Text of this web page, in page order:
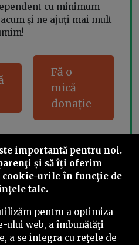
cu minimum
și ne ajuți mai mult
Fă o
mică
donație
this
©2026 PressOne.ro
importantă pentru noi.
și să îţi oferim
cookie-urile în funcţie de
tale.
pentru a optimiza
ului web, a îmbunătăţi
a se integra cu reţele de